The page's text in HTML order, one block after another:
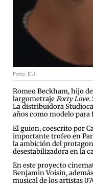
Foto: EU.
Romeo Beckham, hijo
largometraje Forty Love.
La distribuidora
años como modelo para
El guion, coescrito por
importante trofeo en
la ambición del
desestabilizadora en la
En este proyecto
Benjamin Voisin,
musical de los artistas